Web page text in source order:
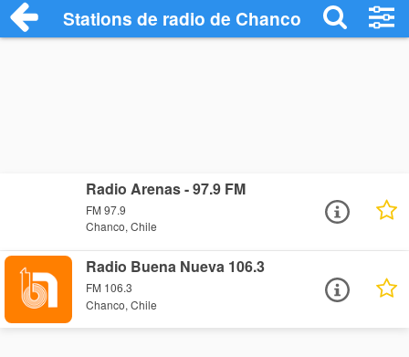
Stations de radio de Chanco
Radio Arenas - 97.9 FM
FM 97.9
Chanco, Chile
Radio Buena Nueva 106.3
FM 106.3
Chanco, Chile